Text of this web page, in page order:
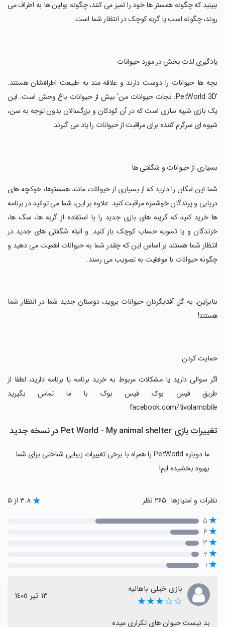
ببینید که چگونه همستر ها خود را تمیز می کنند، چگونه بولین ها به اطراف می
روند، چگونه اسب یا گربه کوچک در انتظار شما است.
‏یادگیری لذت بخش در مورد حیوانات
‏بچه ها حیوانات را دوست دارند و علاقه مند به طبیعت اطرافشان هستند.
'PetWorld 3D: نجات حیوانات من' بیش از حیوانات باغ وحش است. این
یک بازی شبیه سازی است که در آن کودکان و بزرگسالان بدون توجه به سن،
شیوه ای سرگرم کننده برای مراقبت از حیوانات را یاد می گیرند.
‏بسیاری از حیوانات و شگفتی ها
‏شما این امکان را دارید که از بسیاری از حیوانات مانند همسترها، خوکچه های
دریایی و پرندگان خوشمزه مراقبت کنید. علاوه بر این، شما می توانید در برنامه
ها خرید کنید که گزینه های بازی جدید را با استفاده از گربه ها، سگ ها،
خزندگان و یا تسویه حساب کوچک باز کنید. و البته شگفتی های جدید در
انتظار شما هستند بر اساس این که چقدر شما به حیوانات اهمیت می دهید و
چگونه حیوانات با موفقیت به تصویب می رسند.
‏بنابراین: به گل آفتابگردان حیوانات بروید، دوستان جدید شما در انتظار شما
هستند!
‏حمایت کردن
‏اگر سوالی دارید یا مشکلات مربوط به خرید برنامه یا برنامه دارید، لطفا از
طریق فیس بوک فیس بوک با ما تماس بگیرید
facebook.com/tivolamobile
تغییرات بازی Pet World - My animal shelter در نسخه جدید
ما دوباره PetWorld را همراه با برخی تغییرات زیبایی شناختی برای شما
بهبود بخشیده ایم!
نظرات و امتیازها ۳.۸ از ۵
۵
۴
۳
۲
۱
بازی خیلی باهالیه
☆☆★★★ ١٣ تیر ١٤٠٥
بد نیست حیوان های تکراری میده